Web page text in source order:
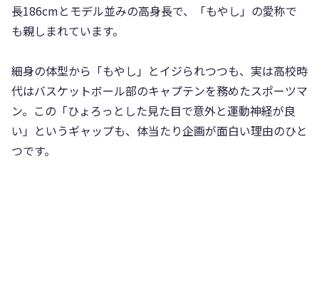
長186cmとモデル並みの高身長で、「もやし」の愛称で
も親しまれています。
細身の体型から「もやし」とイジられつつも、実は高校時
代はバスケットボール部のキャプテンを務めたスポーツマ
ン。この「ひょろっとした見た目で意外と運動神経が良
い」というギャップも、体当たり企画が面白い理由のひと
つです。